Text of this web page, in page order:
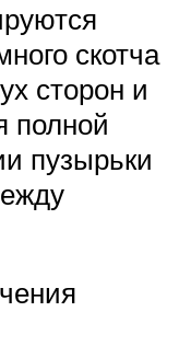
скотча
сторон и
полной
пузырьки